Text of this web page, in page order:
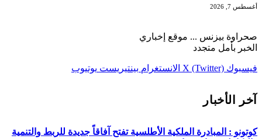
أغسطس 7, 2026
صحراوة بيزنس ... موقع إخباري
الخبر بأمل متجدد
فيسبوك X (Twitter) الانستغرام بينتيريست يوتيوب
آخر الأخبار
كوتونو : المبادرة الملكية الأطلسية تفتح آفاقاً جديدة للربط والتنمية